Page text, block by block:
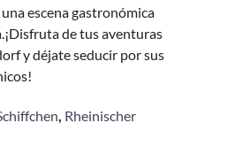
escena gastronómica
de tus aventuras
y déjate seducir por sus
Rheinischer